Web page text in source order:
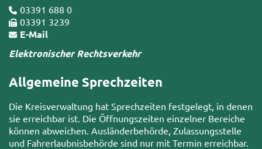
03391 688 0
03391 3239
E-Mail
Elektronischer Rechtsverkehr
Allgemeine Sprechzeiten
Die Kreisverwaltung hat Sprechzeiten festgelegt, in denen
sie erreichbar ist. Die Öffnungszeiten einzelner Bereiche
können abweichen. Ausländerbehörde, Zulassungsstelle
und Fahrerlaubnisbehörde sind nur mit Termin erreichbar.